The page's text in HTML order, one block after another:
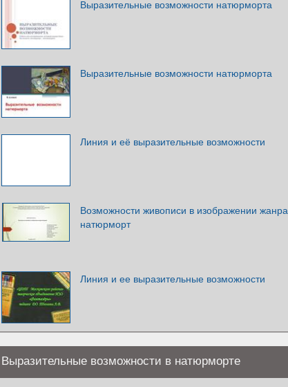
Выразительные возможности натюрморта
Выразительные возможности натюрморта
Линия и её выразительные возможности
Возможности живописи в изображении жанра
натюрморт
Линия и ее выразительные возможности
Выразительные возможности в натюрморте